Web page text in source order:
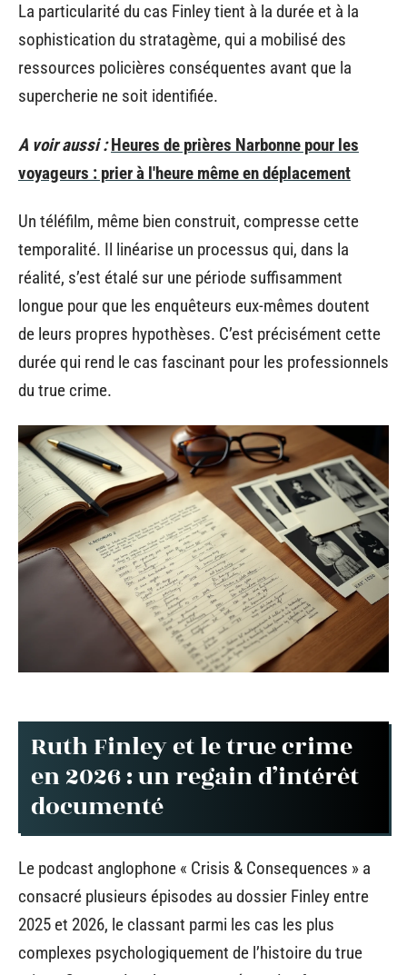
La particularité du cas Finley tient à la durée et à la
sophistication du stratagème, qui a mobilisé des
ressources policières conséquentes avant que la
supercherie ne soit identifiée.
A voir aussi : Heures de prières Narbonne pour les
voyageurs : prier à l'heure même en déplacement
Un téléfilm, même bien construit, compresse cette
temporalité. Il linéarise un processus qui, dans la
réalité, s’est étalé sur une période suffisamment
longue pour que les enquêteurs eux-mêmes doutent
de leurs propres hypothèses. C’est précisément cette
durée qui rend le cas fascinant pour les professionnels
du true crime.
Ruth Finley et le true crime
en 2026 : un regain d’intérêt
documenté
Le podcast anglophone « Crisis & Consequences » a
consacré plusieurs épisodes au dossier Finley entre
2025 et 2026, le classant parmi les cas les plus
complexes psychologiquement de l’histoire du true